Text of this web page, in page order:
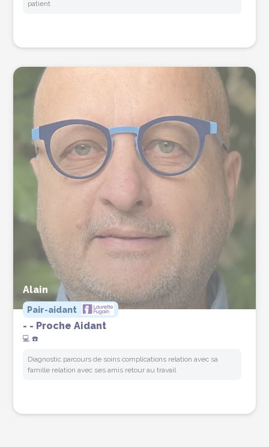
patient
Alain
Pair-aidant
- - Proche Aidant
💻 ☎️
Diagnostic parcours de soins complications relation avec sa
famille relation avec ses amis retour au travail